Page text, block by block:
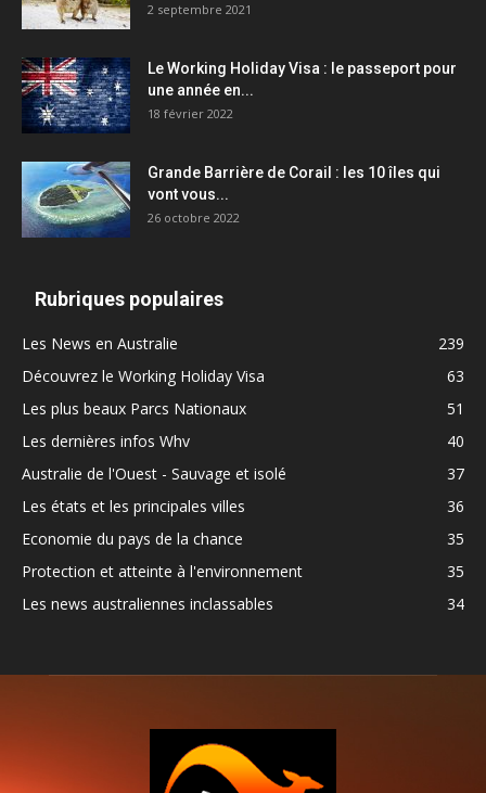
2 septembre 2021
Le Working Holiday Visa : le passeport pour
une année en...
18 février 2022
Grande Barrière de Corail : les 10 îles qui
vont vous...
26 octobre 2022
Rubriques populaires
Les News en Australie
239
Découvrez le Working Holiday Visa
63
Les plus beaux Parcs Nationaux
51
Les dernières infos Whv
40
Australie de l'Ouest - Sauvage et isolé
37
Les états et les principales villes
36
Economie du pays de la chance
35
Protection et atteinte à l'environnement
35
Les news australiennes inclassables
34